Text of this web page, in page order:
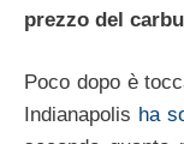
prezzo del
Poco dopo è
Indianapolis ha